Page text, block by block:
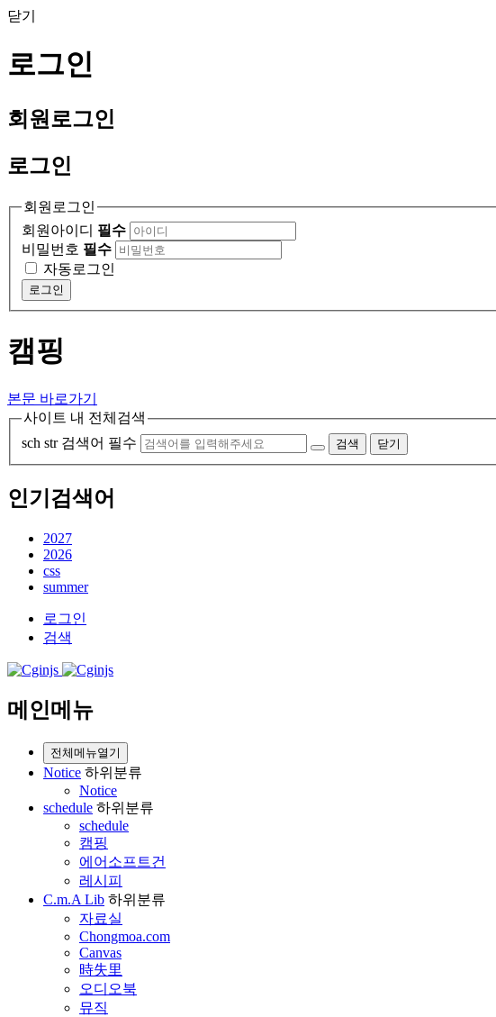
닫기
로그인
회원 로그인
로그인
회원로그인
회원아이디 필수
비밀번호 필수
자동로그인
로그인
캠핑
본문 바로가기
사이트 내 전체검색
sch str 검색어 필수 검색 닫기
인기검색어
2027
2026
css
summer
로그인
검색
메인메뉴
전체메뉴열기
Notice 하위분류
Notice
schedule 하위분류
schedule
캠핑
에어소프트건
레시피
C.m.A Lib 하위분류
자료실
Chongmoa.com
Canvas
時失里
오디오북
뮤직